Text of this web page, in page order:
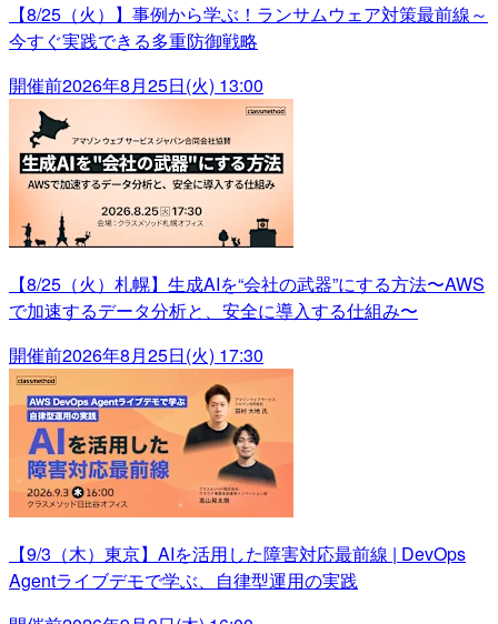
【8/25（火）】事例から学ぶ！ランサムウェア対策最前線～
今すぐ実践できる多重防御戦略
開催前2026年8月25日(火) 13:00
【8/25（火）札幌】生成AIを“会社の武器”にする方法〜AWS
で加速するデータ分析と、安全に導入する仕組み〜
開催前2026年8月25日(火) 17:30
【9/3（木）東京】AIを活用した障害対応最前線 | DevOps
Agentライブデモで学ぶ、自律型運用の実践